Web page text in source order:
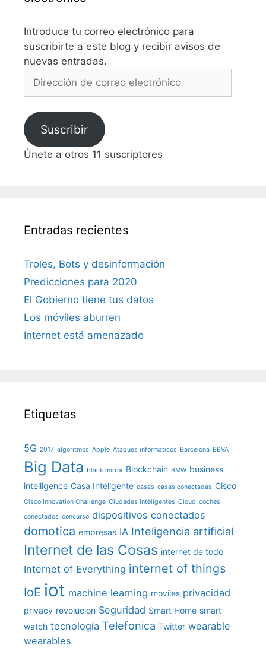
Introduce tu correo electrónico para
suscribirte a este blog y recibir avisos de
nuevas entradas.
de
electrónico
Suscribir
Únete a otros 11 suscriptores
Entradas recientes
Troles, Bots y desinformación
Predicciones para 2020
El Gobierno tiene tus datos
Los móviles aburren
Internet está amenazado
Etiquetas
5G 2017 algoritmos Apple Ataques informaticos Barcelona BBVA
Big Data black mirror Blockchain BMW business
intelligence Casa Inteligente casas casas conectadas Cisco
Cisco Innovation Challenge Ciudades inteligentes Cloud coches
conectados concurso dispositivos conectados
domotica empresas IA Inteligencia artificial
Internet de las Cosas internet de todo
Internet of Everything internet of things
IoE iot machine learning moviles privacidad
privacy revolucion Seguridad Smart Home smart
watch tecnología Telefonica Twitter wearable
wearables